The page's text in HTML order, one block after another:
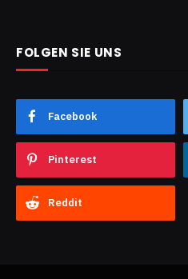
FOLGEN SIE UNS
Facebook
Pinterest
Reddit